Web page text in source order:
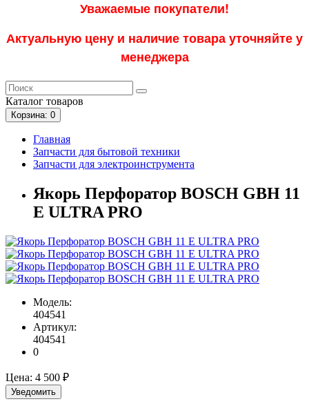
Уважаемые покупатели!
Актуальную цену и наличие товара уточняйте у
менеджера
Каталог товаров
Корзина: 0
Главная
Запчасти для бытовой техники
Запчасти для электроинструмента
Якорь Перфоратор BOSCH GBH 11
E ULTRA PRO
Модель:
404541
Артикул:
404541
0
Цена: 4 500 ₽
Уведомить